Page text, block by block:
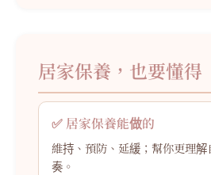
居家保養，也要懂得
✅ 居家保養能做的
維持、預防、延緩；幫你更理
奏。